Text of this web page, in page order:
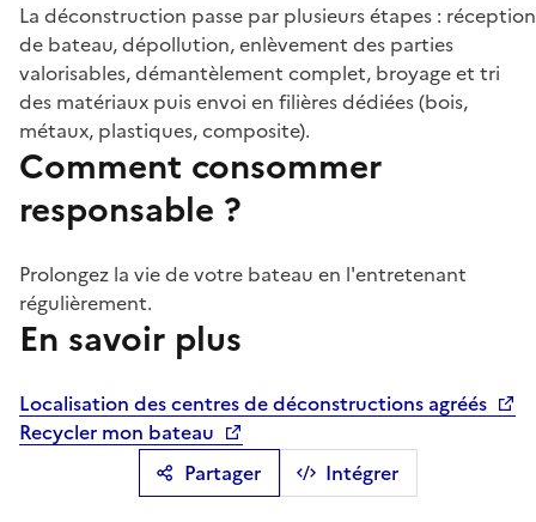
Partager Intégrer
La déconstruction passe par plusieurs étapes : réception
de bateau, dépollution, enlèvement des parties
valorisables, démantèlement complet, broyage et tri
des matériaux puis envoi en filières dédiées (bois,
métaux, plastiques, composite).
Comment consommer
responsable ?
Prolongez la vie de votre bateau en l'entretenant
régulièrement.
En savoir plus
Localisation des centres de déconstructions agréés
Recycler mon bateau